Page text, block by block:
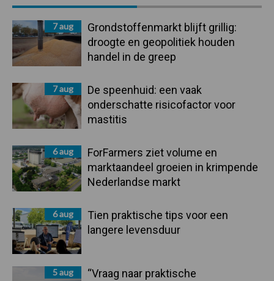
Sidebar
7 aug
Grondstoffenmarkt blijft grillig:
droogte en geopolitiek houden
handel in de greep
7 aug
De speenhuid: een vaak
onderschatte risicofactor voor
mastitis
6 aug
ForFarmers ziet volume en
marktaandeel groeien in krimpende
Nederlandse markt
6 aug
Tien praktische tips voor een
langere levensduur
5 aug
“Vraag naar praktische